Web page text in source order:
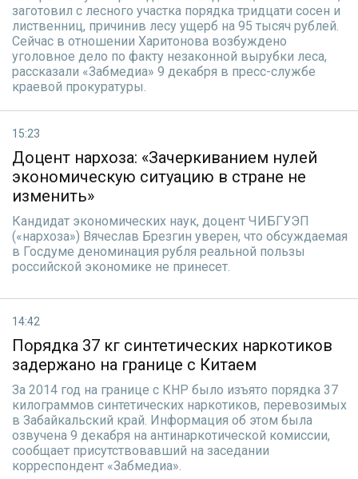
заготовил с лесного участка порядка тридцати сосен и
лиственниц, причинив лесу ущерб на 95 тысяч рублей.
Сейчас в отношении Харитонова возбуждено
уголовное дело по факту незаконной вырубки леса,
рассказали «Забмедиа» 9 декабря в пресс-службе
краевой прокуратуры.
15:23
Доцент нархоза: «Зачеркиванием нулей
экономическую ситуацию в стране не
изменить»
Кандидат экономических наук, доцент ЧИБГУЭП
(«нархоза») Вячеслав Брезгин уверен, что обсуждаемая
в Госдуме деноминация рубля реальной пользы
российской экономике не принесет.
14:42
Порядка 37 кг синтетических наркотиков
задержано на границе с Китаем
За 2014 год на границе с КНР было изъято порядка 37
килограммов синтетических наркотиков, перевозимых
в Забайкальский край. Информация об этом была
озвучена 9 декабря на антинаркотической комиссии,
сообщает присутствовавший на заседании
корреспондент «Забмедиа».